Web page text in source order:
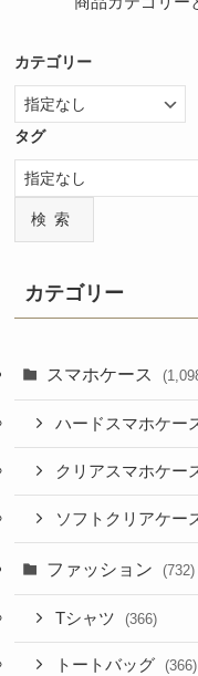
カテゴリー
タグ
検索
カテゴリー
スマホケース
ハードスマホケー
クリアスマホケー
ソフトクリアケー
ファッション (732)
Tシャツ (366)
トートバッグ (366)